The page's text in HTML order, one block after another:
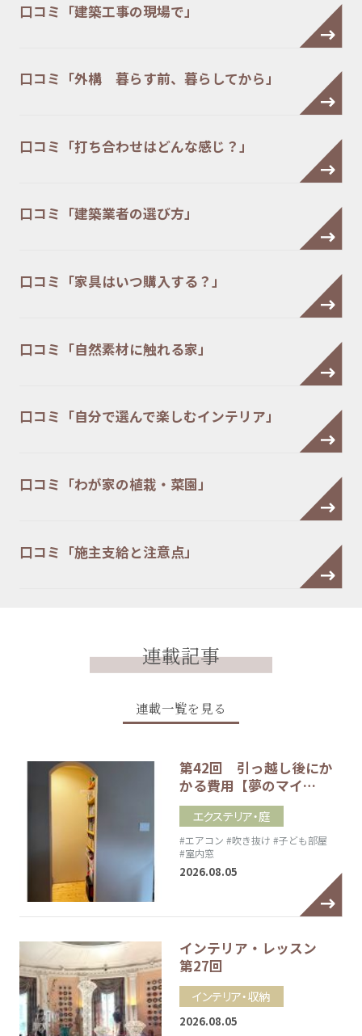
口コミ「建築工事の現場で」
口コミ「外構 暮らす前、暮らしてから」
口コミ「打ち合わせはどんな感じ？」
口コミ「建築業者の選び方」
口コミ「家具はいつ購入する？」
口コミ「自然素材に触れる家」
口コミ「自分で選んで楽しむインテリア」
口コミ「わが家の植栽・菜園」
口コミ「施主支給と注意点」
連載記事
連載一覧を見る
第42回 引っ越し後にか
かる費用【夢のマイ…
エクステリア・庭
#エアコン #吹き抜け #子ども部屋
#室内窓
2026.08.05
インテリア・レッスン
第27回
インテリア・収納
2026.08.05